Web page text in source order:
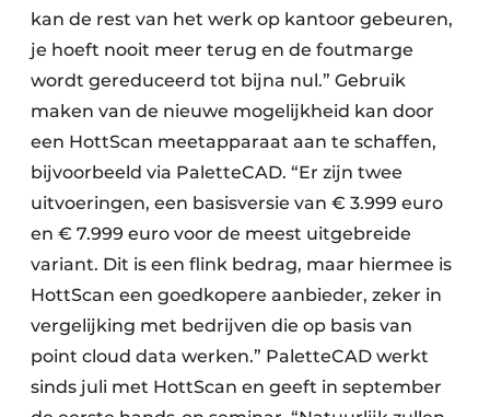
kan de rest van het werk op kantoor gebeuren,
je hoeft nooit meer terug en de foutmarge
wordt gereduceerd tot bijna nul.” Gebruik
maken van de nieuwe mogelijkheid kan door
een HottScan meetapparaat aan te schaffen,
bijvoorbeeld via PaletteCAD. “Er zijn twee
uitvoeringen, een basisversie van € 3.999 euro
en € 7.999 euro voor de meest uitgebreide
variant. Dit is een flink bedrag, maar hiermee is
HottScan een goedkopere aanbieder, zeker in
vergelijking met bedrijven die op basis van
point cloud data werken.” PaletteCAD werkt
sinds juli met HottScan en geeft in september